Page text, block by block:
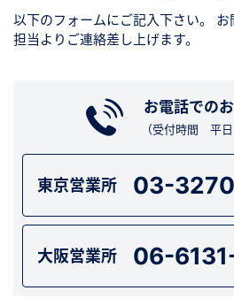
以下のフォームにご記入下さい。
お
担当よりご連絡差し上げます。
お電話での
（受付時間 平
東京営業所 03-
大阪営業所 06-